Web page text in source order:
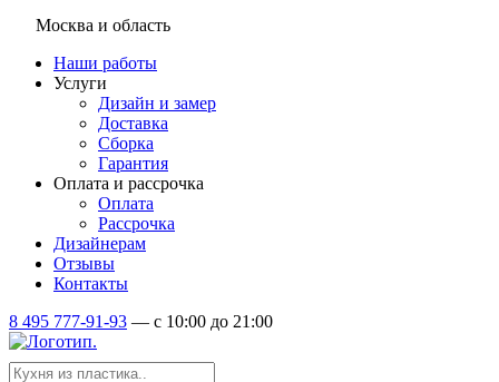
Москва и область
Наши работы
Услуги
Дизайн и замер
Доставка
Сборка
Гарантия
Оплата и рассрочка
Оплата
Рассрочка
Дизайнерам
Отзывы
Контакты
8 495 777-91-93 — c 10:00 до 21:00